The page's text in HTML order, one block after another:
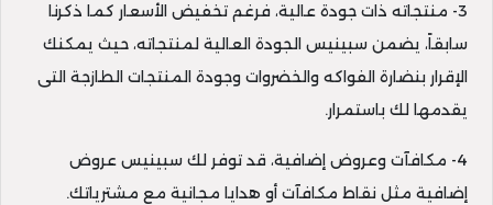
3- منتجاته ذات جودة عالية، فرغم تخفيض الأسعار كما ذكرنا
سابقاً، يضمن سبينيس الجودة العالية لمنتجاته، حيث يمكنك
الإقرار بنضارة الفواكه والخضروات وجودة المنتجات الطازجة التى
يقدمها لك باستمرار.
4- مكافآت وعروض إضافية، قد توفر لك سبينيس عروض
إضافية مثل نقاط مكافآت أو هدايا مجانية مع مشترياتك.